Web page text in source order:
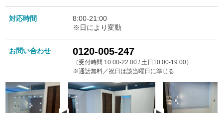
対応時間
8:00-21:00
※日により変動
お問い合わせ 0120-005-247
（受付時間 10:00-22:00 / 土日10:00-19:00）
※通話無料／祝日は該当曜日に準じる